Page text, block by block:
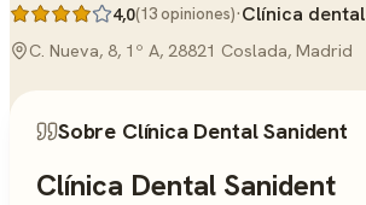
4,0(13 opiniones)·Clínica dental
C. Nueva, 8, 1º A, 28821 Coslada, Madrid
Sobre Clínica Dental Sanident
Clínica Dental Sanident